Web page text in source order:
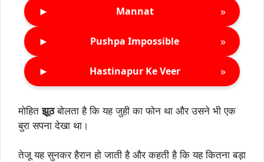
► Mannat »
► Pushpa Impossible »
► Hastinapur Ke Veer »
मोहितझूठबोलता है कि यह जुही का फोन था और उसने भी एक
बुरा सपना देखा था।
तेजू यह सुनकर हैरान हो जाती है और कहती है कि यह कितना बड़ा